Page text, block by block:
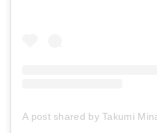
A post shared by Takumi